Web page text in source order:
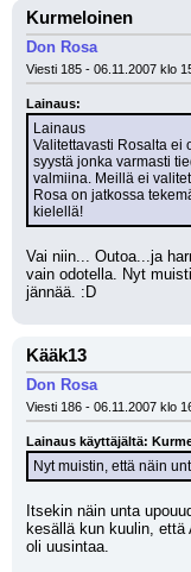
Kurmeloinen
Don Rosa
Viesti 185 - 06.11.2007 klo
Lainaus:
Lainaus
Valitettavasti Rosalta ei
syystä jonka varmasti
valmiina. Meillä ei
Rosa on jatkossa
kielellä!
Vai niin... Outoa...ja
vain odotella. Nyt
jännää. :D
Kääk13
Don Rosa
Viesti 186 - 06.11.2007 klo
Lainaus käyttäjältä:
Nyt muistin, että näin
Itsekin näin unta
kesällä kun kuulin,
oli uusintaa.